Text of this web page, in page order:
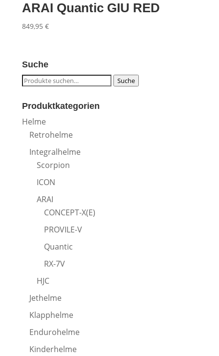
ARAI Quantic GIU RED
849,95 €
Suche
Suche
Suche
Produktkategorien
Helme
Retrohelme
Integralhelme
Scorpion
ICON
ARAI
CONCEPT-X(E)
PROVILE-V
Quantic
RX-7V
HJC
Jethelme
Klapphelme
Endurohelme
Kinderhelme